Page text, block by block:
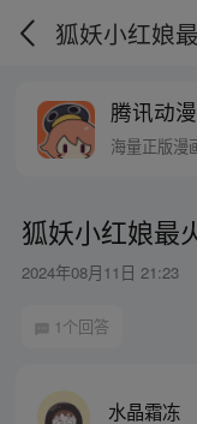
腾讯动
海量正版漫
狐妖小红娘最
2024年08月11日 21:23
1个回答
水晶霜冻